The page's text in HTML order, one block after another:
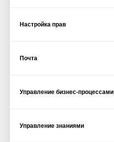
Настройка прав
Почта
Управление бизнес-процессами
Управление знаниями